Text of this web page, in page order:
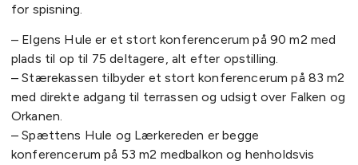
for spisning.
– Elgens Hule er et stort konferencerum på 90 m2 med
plads til op til 75 deltagere, alt efter opstilling.
– Stærekassen tilbyder et stort konferencerum på 83 m2
med direkte adgang til terrassen og udsigt over Falken og
Orkanen.
– Spættens Hule og Lærkereden er begge
konferencerum på 53 m2 medbalkon og henholdsvis